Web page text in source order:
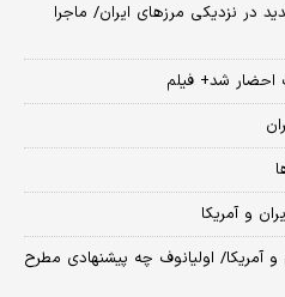
در نزدیکی مرز‌های ایران/ ماجرا
احضار شد+ فیلم
و آمریکا
آمریکا/ اولیانوف چه پیشنهادی مطرح